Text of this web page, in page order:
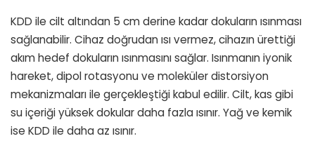
KDD ile cilt altından 5 cm derine kadar dokuların ısınması
sağlanabilir. Cihaz doğrudan ısı vermez, cihazın ürettiği
akım hedef dokuların ısınmasını sağlar. Isınmanın iyonik
hareket, dipol rotasyonu ve moleküler distorsiyon
mekanizmaları ile gerçekleştiği kabul edilir. Cilt, kas gibi
su içeriği yüksek dokular daha fazla ısınır. Yağ ve kemik
ise KDD ile daha az ısınır.